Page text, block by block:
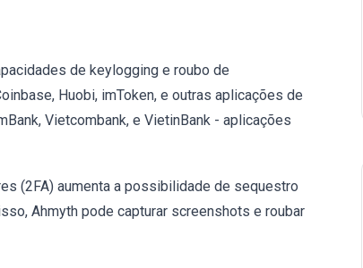
de keylogging e roubo de
Huobi, imToken, e outras aplicações de
Vietcombank, e VietinBank - aplicações
(2FA) aumenta a possibilidade de sequestro
Ahmyth pode capturar screenshots e roubar